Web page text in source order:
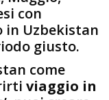
con
in Uzbekistan
giusto.
come
viaggio in